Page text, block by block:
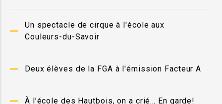
Un spectacle de cirque à l'école aux
Couleurs-du-Savoir
Deux élèves de la FGA à l'émission Facteur A
À l’école des Hautbois, on a crié… En garde!